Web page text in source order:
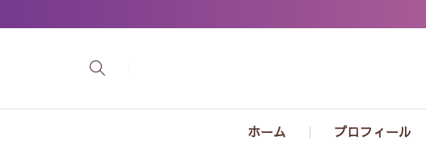
ホーム プロフィール